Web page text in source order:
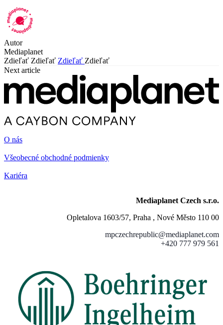
Autor
Mediaplanet
Zdieľať Zdieľať Zdieľať Zdieľať
Next article
O nás
Všeobecné obchodné podmienky
Kariéra
Mediaplanet Czech s.r.o.
Opletalova 1603/57, Praha , Nové Město 110 00
mpczechrepublic@mediaplanet.com
+420 777 979 561